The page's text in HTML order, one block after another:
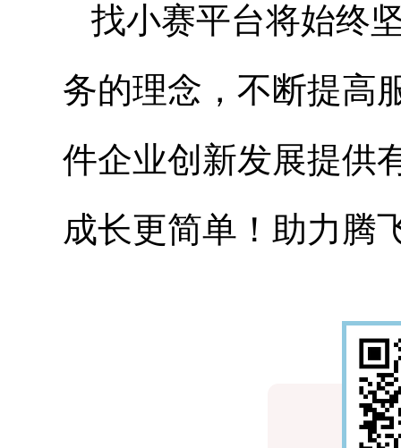
找小赛平台将始终
务的理念，不断提高
件企业创新发展提供
成长更简单！助力腾